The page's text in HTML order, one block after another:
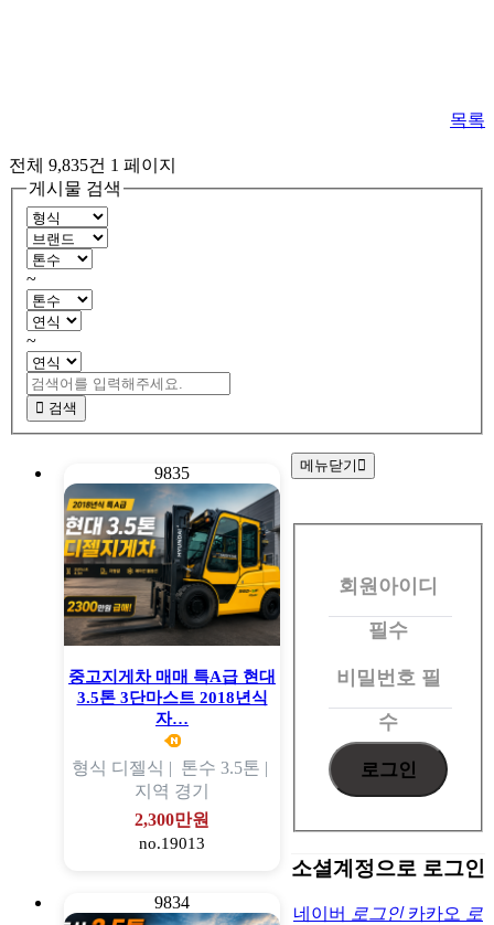
목록
전체 9,835건 1 페이지
게시물 검색
~
~
검색
9835
중고지게차 매매 특A급 현대
3.5톤 3단마스트 2018년식
자…
형식 디젤식 | 톤수 3.5톤 |
지역 경기
2,300만원
no.19013
9834
메뉴닫기
회
회원아이디
필수
비밀번호 필
수
소셜계정으로 로그인
네이버 로그인 카카오 로